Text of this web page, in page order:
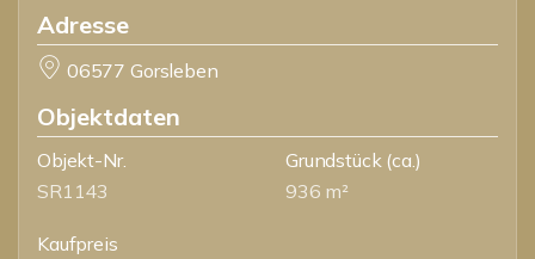
Adresse
06577 Gorsleben
Objektdaten
Objekt-Nr.
SR1143
Grundstück(ca.)
936 m²
Kaufpreis